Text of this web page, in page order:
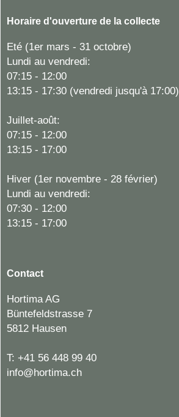
Horaire d'ouverture de la collecte
Eté (1er mars - 31 octobre)
Lundi au vendredi:
07:15 - 12:00
13:15 - 17:30 (vendredi jusqu'à 17:00)
Juillet-août:
07:15 - 12:00
13:15 - 17:00
Hiver (1er novembre - 28 février)
Lundi au vendredi:
07:30 - 12:00
13:15 - 17:00
Contact
Hortima AG
Büntefeldstrasse 7
5812 Hausen
T: +41 56 448 99 40
info@hortima.ch